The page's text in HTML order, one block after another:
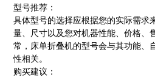
型号推荐：
具体型号的选择应根据您的实际需求
量、尺寸以及您对机器性能、价格、
常，床单折叠机的型号会与其功能、
性相关。
购买建议：